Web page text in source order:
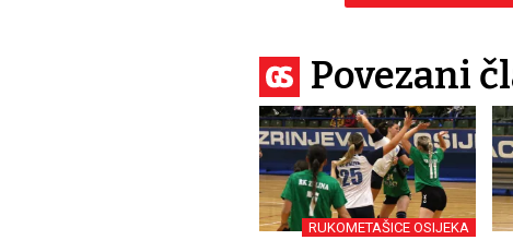
Povezani
RUKOMETAŠICE OSIJEKA